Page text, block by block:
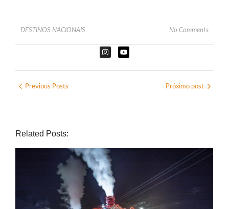
DESTINOS NACIONAIS No Comments
Previous Posts Próximo post
Related Posts: